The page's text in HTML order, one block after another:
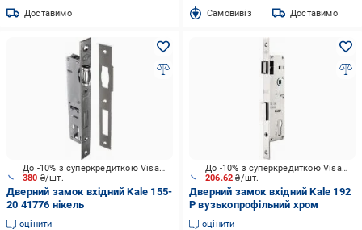
Доставимо Cамовивіз Доставимо
380 ₴/шт.
До -10% з суперкредиткою Visa Вигода
Дверний замок вхідний Kale 155-
20 41776 нікель
оцінити
206.62₴/шт.
До -10% з суперкредиткою Visa Вигода
Дверний замок вхідний Kale 192
Р вузькопрофільний хром
оцінити